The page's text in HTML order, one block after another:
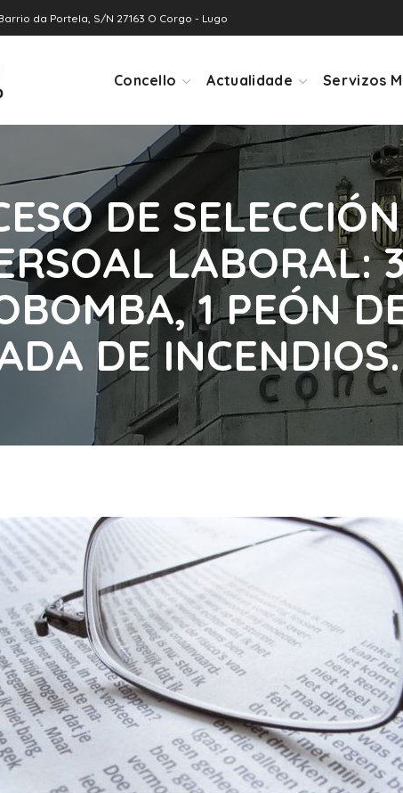
da Portela, S/N 27163 O Corgo - Lugo
Concello Actualidade Servizos
DE
LABORAL:
1 PEÓN
DE INCENDIOS.